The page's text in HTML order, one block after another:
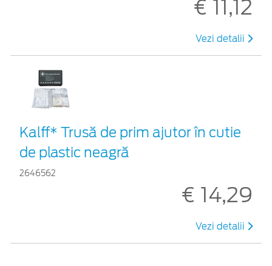
€ 11,12
Vezi detalii
Kalff* Trusă de prim ajutor în cutie
de plastic neagră
2646562
€ 14,29
Vezi detalii